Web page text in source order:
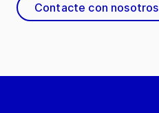
Contacte con nosotros